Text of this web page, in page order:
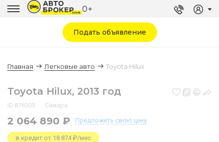
0+
Подать объявление
Главная Легковые авто Toyota Hilux
Toyota Hilux, 2013 год
ID 876305 Самара
2 064 890 ₽ Предложить свою цену
в кредит от 18 874 ₽/мес